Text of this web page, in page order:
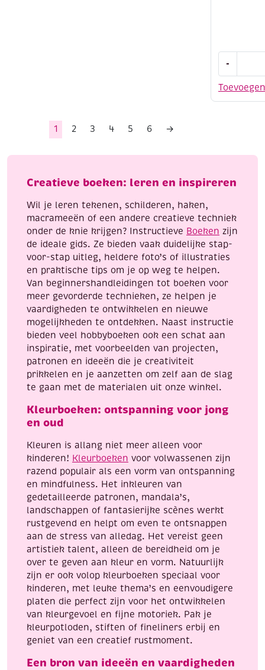
Toevoegen
-
aantal
1 2 3 4 5 6 →
Creatieve boeken: leren en inspireren
Wil je leren tekenen, schilderen, haken,
macrameeën of een andere creatieve techniek
onder de knie krijgen? Instructieve Boeken zijn
de ideale gids. Ze bieden vaak duidelijke stap-
voor-stap uitleg, heldere foto’s of illustraties
en praktische tips om je op weg te helpen.
Van beginnershandleidingen tot boeken voor
meer gevorderde technieken, ze helpen je
vaardigheden te ontwikkelen en nieuwe
mogelijkheden te ontdekken. Naast instructie
bieden veel hobbyboeken ook een schat aan
inspiratie, met voorbeelden van projecten,
patronen en ideeën die je creativiteit
prikkelen en je aanzetten om zelf aan de slag
te gaan met de materialen uit onze winkel.
Kleurboeken: ontspanning voor jong
en oud
Kleuren is allang niet meer alleen voor
kinderen! Kleurboeken voor volwassenen zijn
razend populair als een vorm van ontspanning
en mindfulness. Het inkleuren van
gedetailleerde patronen, mandala’s,
landschappen of fantasierijke scènes werkt
rustgevend en helpt om even te ontsnappen
aan de stress van alledag. Het vereist geen
artistiek talent, alleen de bereidheid om je
over te geven aan kleur en vorm. Natuurlijk
zijn er ook volop kleurboeken speciaal voor
kinderen, met leuke thema’s en eenvoudigere
platen die perfect zijn voor het ontwikkelen
van kleurgevoel en fijne motoriek. Pak je
kleurpotloden, stiften of fineliners erbij en
geniet van een creatief rustmoment.
Een bron van ideeën en vaardigheden